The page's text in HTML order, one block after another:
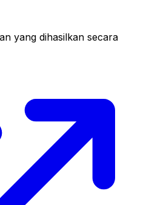
yang dihasilkan secara